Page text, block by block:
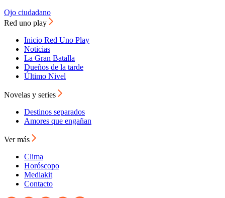
Ojo ciudadano
Red uno play
Inicio Red Uno Play
Noticias
La Gran Batalla
Dueños de la tarde
Último Nivel
Novelas y series
Destinos separados
Amores que engañan
Ver más
Clima
Horóscopo
Mediakit
Contacto